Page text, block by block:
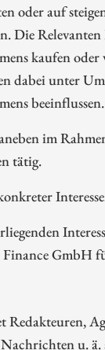
oder auf
Die
kaufen
dabei unter
beeinflussen.
im
tätig.
GmbH
Redakteuren,
u.